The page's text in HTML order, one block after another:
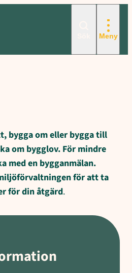
Meny
bygga om eller bygga till
om bygglov. För mindre
med en bygganmälan.
för att ta
för din åtgärd.